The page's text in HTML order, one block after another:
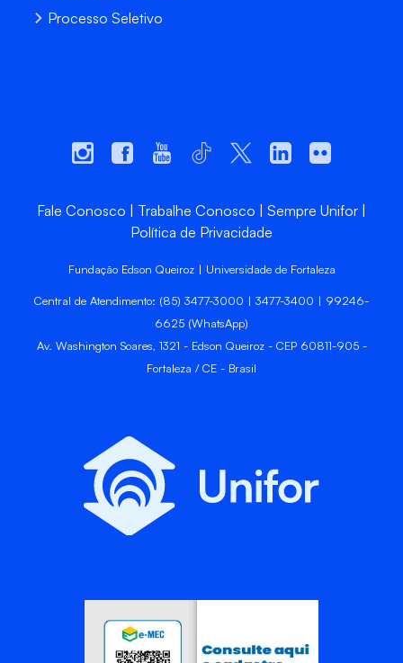
Processo Seletivo
Fale Conosco Trabalhe Conosco
Sempre Unifor
Política de Privacidade
Fundação Edson Queiroz | Universidade de Fortaleza
Central de Atendimento: (85) 3477-3000 | 3477-3400 | 99246-
6625 (WhatsApp)
Av. Washington Soares, 1321 - Edson Queiroz - CEP 60811-905 -
Fortaleza / CE - Brasil